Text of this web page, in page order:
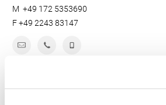
M +49 172 5353690
F+49 2243 83147